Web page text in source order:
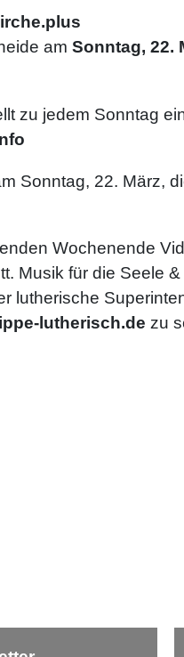
am Sonntag, 22.
zu jedem Sonntag
Sonntag, 22. März,
Wochenende
Musik für die Seele
lutherische
lutherisch.de zu